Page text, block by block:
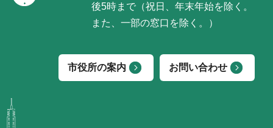
後5時まで（祝日、年末年始を除く。
また、一部の窓口を除く。）
市役所の案内 お問い合わせ